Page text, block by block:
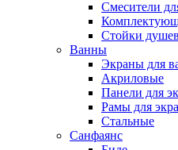
Смесители
Стойки
Ванны
Экраны для
Акриловые
Панели для
Рамы для
Стальные
Санфаянс